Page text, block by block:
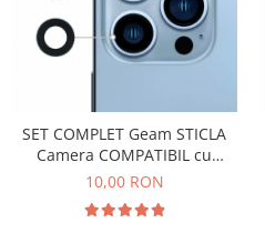
SERIA X
SERIA 13
SET COMPLET Geam STICLA
Camera COMPATIBIL cu
Iphone 13 Pro / 13 Pro MAX
10,00 RON